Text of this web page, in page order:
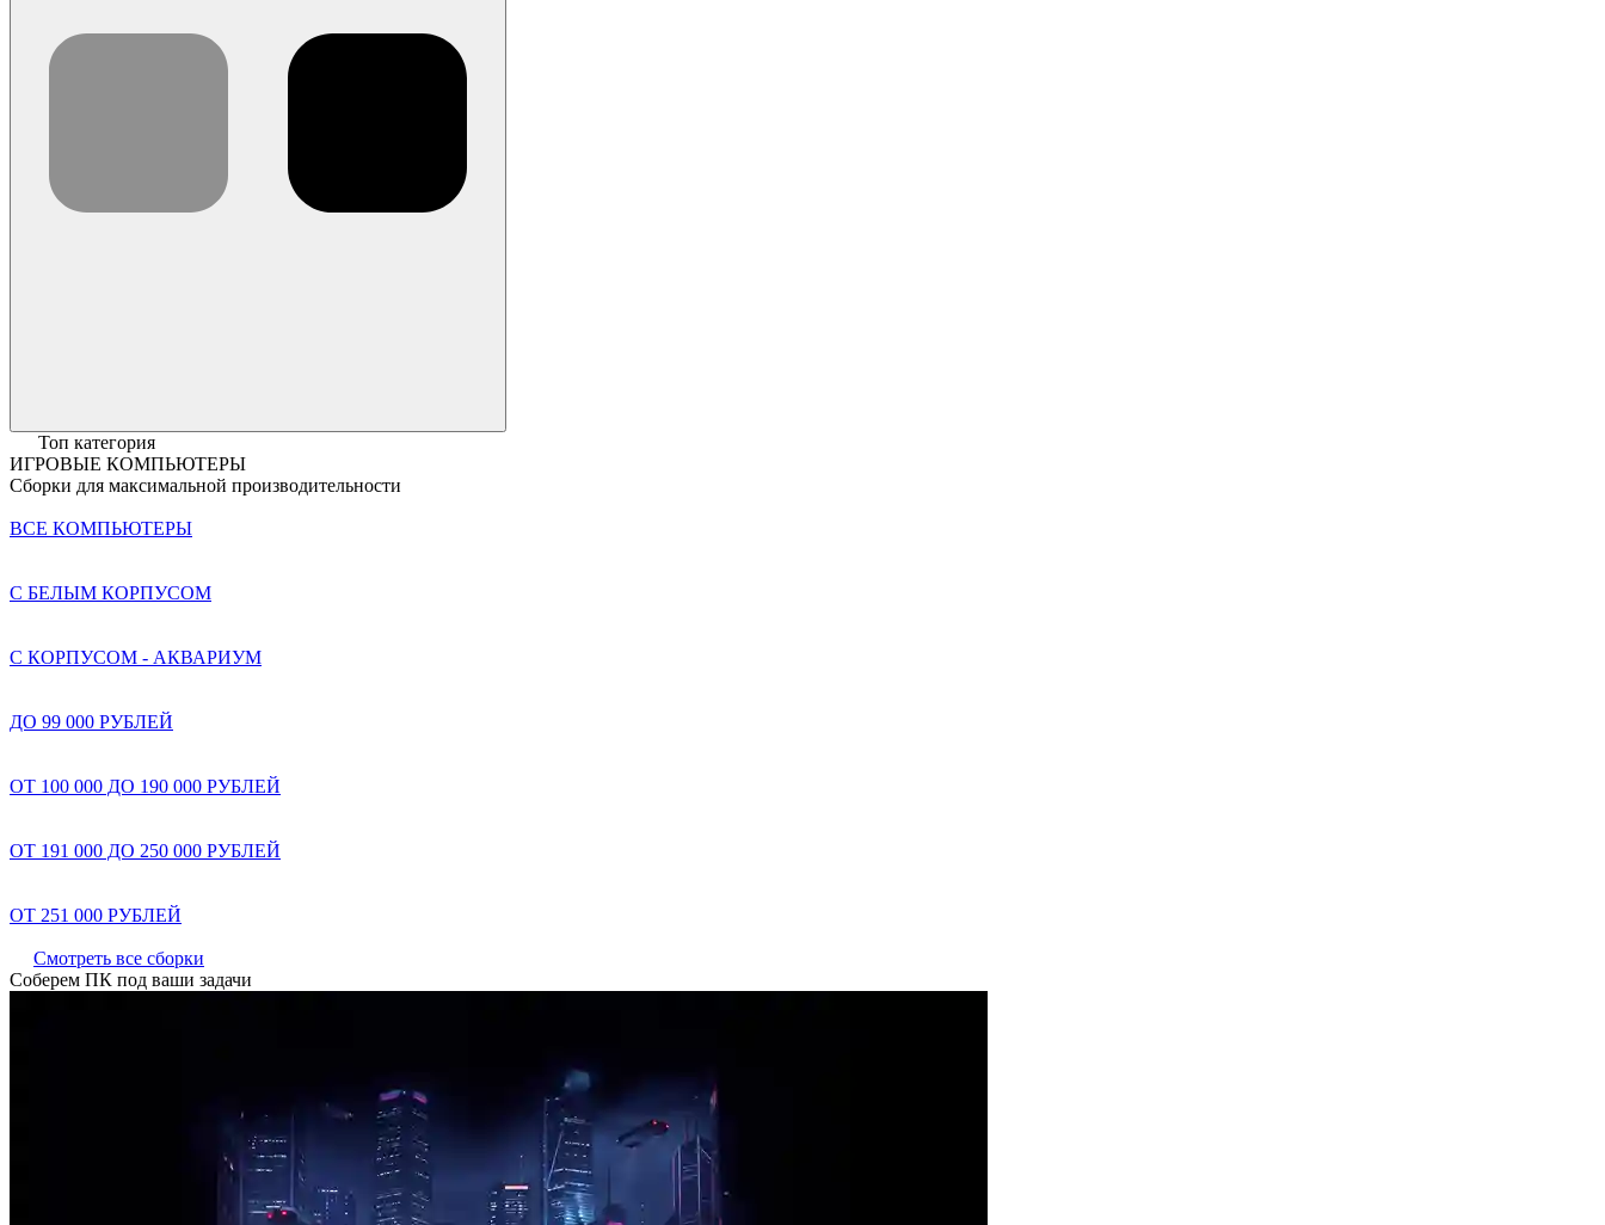
Топ категория
ИГРОВЫЕ КОМПЬЮТЕРЫ
Сборки для максимальной производительности
ВСЕ КОМПЬЮТЕРЫ
С БЕЛЫМ КОРПУСОМ
С КОРПУСОМ - АКВАРИУМ
ДО 99 000 РУБЛЕЙ
ОТ 100 000 ДО 190 000 РУБЛЕЙ
ОТ 191 000 ДО 250 000 РУБЛЕЙ
ОТ 251 000 РУБЛЕЙ
Смотреть все сборки
Соберем ПК под ваши задачи